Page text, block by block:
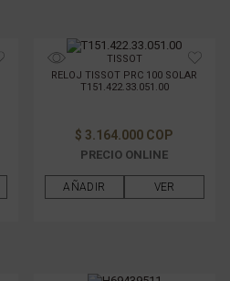
TISSOT
RELOJ TISSOT PRC 100 SOLAR
T151.422.33.051.00
$ 3.164.000 COP
PRECIO ONLINE
AÑADIR VER